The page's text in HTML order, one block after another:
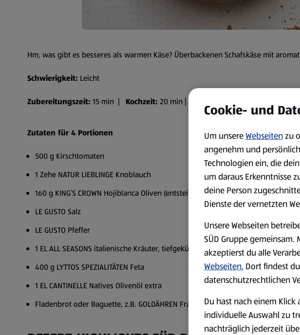
Hm, was gibt es besseres als warmen Käse? Überbackenen Schafskäse mit
Schwierigkeit: Leicht
Zubereitungszeit: 15 min | Kochzeit: 20 min | 35 min
Zutaten für 4 Portionen
500 g Kirschtomaten
1 Zehe NATUR LIEBLINGE Knoblauch
160 g KING’S CROWN Hojiblanca Oliven (entsteint)
LE GUSTO Salz
LE GUSTO Pfeffer
1 EL ALL SEASONS italienische Kräuter, tiefgekühlt
400 g LYTTOS SPEZIALITÄTEN Feta
1 EL CANTINELLE Natives Olivenöl extra
Fladenbrot oder Baguette, z.B. GOLDÄHREN Französisches Steinofenbaguette
Cookie- und
Um unsereWebseitenzu
angenehm und
Technologien ein, die
um daraus Erkenntnisse
deine Person
Dienste der vernetzten
Unsere Webseiten
SÜD Gruppe gemeinsam.
akzeptierst du alle
Webseiten. Dort findest
datenschutzrechtlichen
Du hast nach einem Klick
individuelle Auswahl zu
nachträglich jederzeit